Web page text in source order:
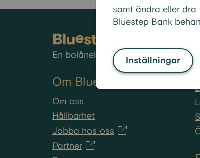
samt ändra eller
Bluestep Bank
Inställningar
En bolånebank för fler.
Om Bluestep Bank
Om oss
Hållbarhet
Jobba hos oss
Partner